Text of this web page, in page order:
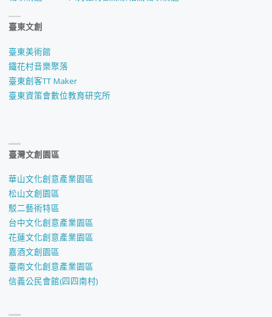
臺東文創
臺東美術館
鐵花村音樂聚落
臺東創客TT Maker
臺東資策會數位教育研究所
臺灣文創園區
華山文化創意產業園區
松山文創園區
駁二藝術特區
台中文化創意產業園區
花蓮文化創意產業園區
嘉酒文創園區
臺南文化創意產業園區
信義公民會館(四四南村)